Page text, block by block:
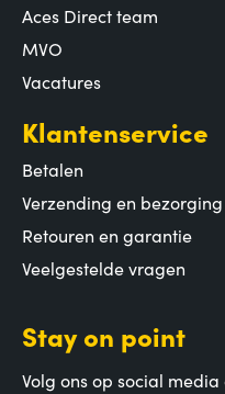
Aces Direct team
MVO
Vacatures
Klantenservice
Betalen
Verzending en bezorging
Retouren en garantie
Veelgestelde vragen
Stay on point
Volg ons op social